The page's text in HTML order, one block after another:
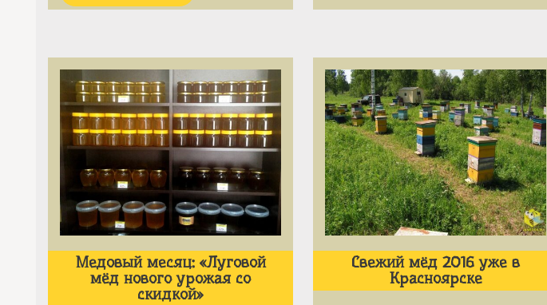
Медовый месяц: «Луговой
мёд нового урожая со
скидкой»
Свежий мёд 2016 уже в
Красноярске